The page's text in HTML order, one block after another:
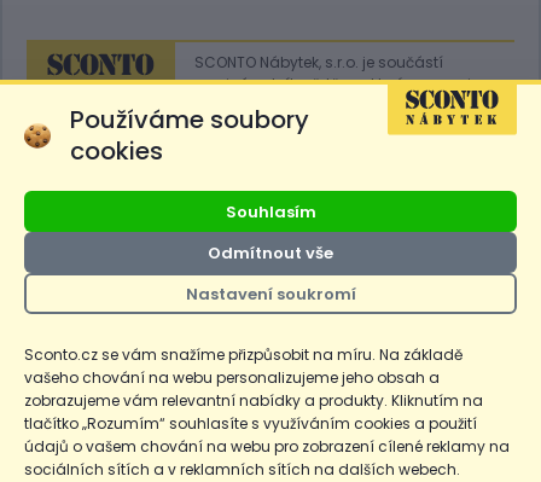
SCONTO Nábytek, s.r.o. je součástí
mezinárodního řetězce, který provozuje
obchodní domy
Sconto.
Ceny produktů na e-shopu sconto.cz jsou označeny následovně. Běžná
cena je cena bez označení, *Cena pro členy SCONTO Clubu, **Akční
dnů před prvním zlevněním. Dle zákona o ochraně spotřebitele §12a je
uvedená Běžná cena současně i nejnižší za 30 dní, pokud není Nejnižší
Běžná cena za 30 dní uvedena samostatně na detailu produktu.
CopyrightOchrana osobních údajůCookiesNastavení cookies
Používáme soubory
cookies
Souhlasím
Odmítnout vše
Nastavení soukromí
Sconto.cz se vám snažíme přizpůsobit na míru. Na základě
vašeho chování na webu personalizujeme jeho obsah a
zobrazujeme vám relevantní nabídky a produkty. Kliknutím na
tlačítko „Rozumím“ souhlasíte s využíváním cookies a použití
údajů o vašem chování na webu pro zobrazení cílené reklamy na
sociálních sítích a v reklamních sítích na dalších webech.